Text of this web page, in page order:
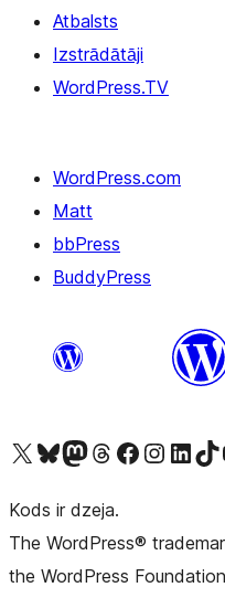
Atbalsts
Izstrādātāji
WordPress.TV
WordPress.com
Matt
bbPress
BuddyPress
Apmeklējiet mūsu X (agrāk Twitter) kontu
Apmeklējiet mūsu Bluesky kontu
Apmeklējiet mūsu Mastodon kontu
Apmeklējiet mūsu Threads kontu
Apmeklējiet mūsu Facebook lapuApmeklējiet mūsu Instagram kontu
Apmeklējiet mūsu
Kods ir dzeja.
The WordPress®
the WordPress